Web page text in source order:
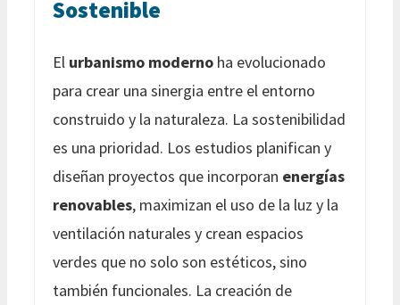
Sostenible
El urbanismo moderno ha evolucionado
para crear una sinergia entre el entorno
construido y la naturaleza. La sostenibilidad
es una prioridad. Los estudios planifican y
diseñan proyectos que incorporan energías
renovables, maximizan el uso de la luz y la
ventilación naturales y crean espacios
verdes que no solo son estéticos, sino
también funcionales. La creación de